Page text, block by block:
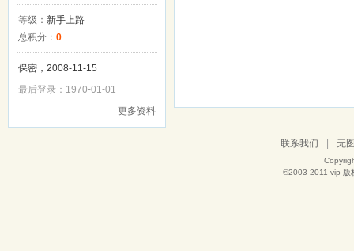
等级： 新手上路
总积分： 0
保密，2008-11-15
最后登录：1970-01-01
更多资料
联系我们 无
©2003-2011 vip 版